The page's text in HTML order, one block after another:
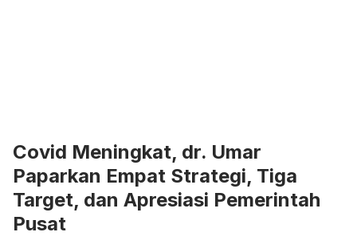
Covid Meningkat, dr. Umar
Paparkan Empat Strategi, Tiga
Target, dan Apresiasi Pemerintah
Pusat